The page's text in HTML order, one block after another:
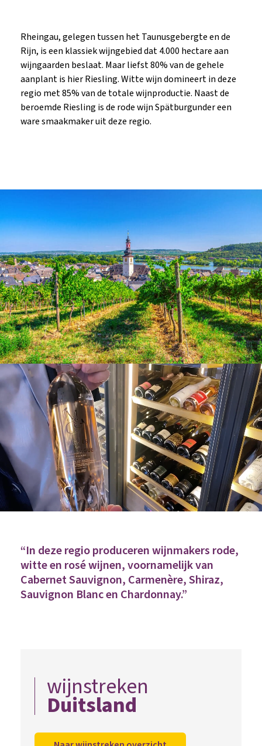
Rheingau, gelegen tussen het Taunusgebergte en de
Rijn, is een klassiek wijngebied dat 4.000 hectare aan
wijngaarden beslaat. Maar liefst 80% van de gehele
aanplant is hier Riesling. Witte wijn domineert in deze
regio met 85% van de totale wijnproductie. Naast de
beroemde Riesling is de rode wijn Spätburgunder een
ware smaakmaker uit deze regio.
“In deze regio produceren wijnmakers rode,
witte en rosé wijnen, voornamelijk van
Cabernet Sauvignon, Carmenère, Shiraz,
Sauvignon Blanc en Chardonnay.”
wijnstreken
Duitsland